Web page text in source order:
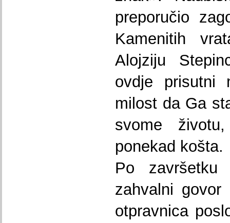
preporučio
Kamenitih
Alojziju
ovdje prisutni
milost da Ga
svome
ponekad košta.
Po završetku
zahvalni
otpravnica